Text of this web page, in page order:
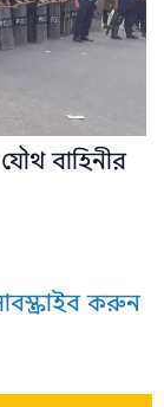
বাহিনীর
করুন